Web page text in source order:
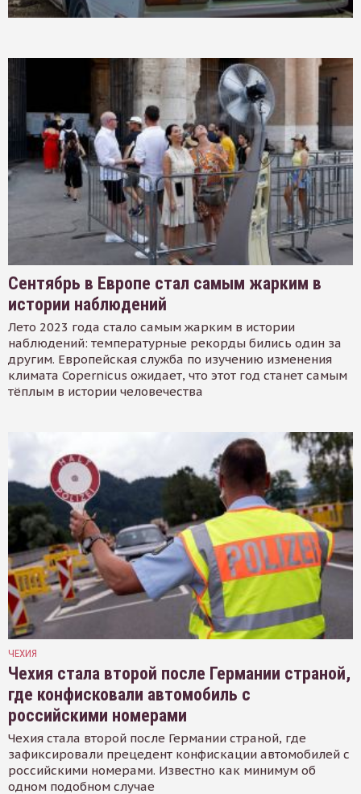
Сентябрь в Европе стал самым жарким в
истории наблюдений
Лето 2023 года стало самым жарким в истории
наблюдений: температурные рекорды бились один за
другим. Европейская служба по изучению изменения
климата Copernicus ожидает, что этот год станет самым
тёплым в истории человечества
ЧЕХИЯ
Чехия стала второй после Германии страной,
где конфисковали автомобиль с
российскими номерами
Чехия стала второй после Германии страной, где
зафиксировали прецедент конфискации автомобилей с
российскими номерами. Известно как минимум об
одном подобном случае